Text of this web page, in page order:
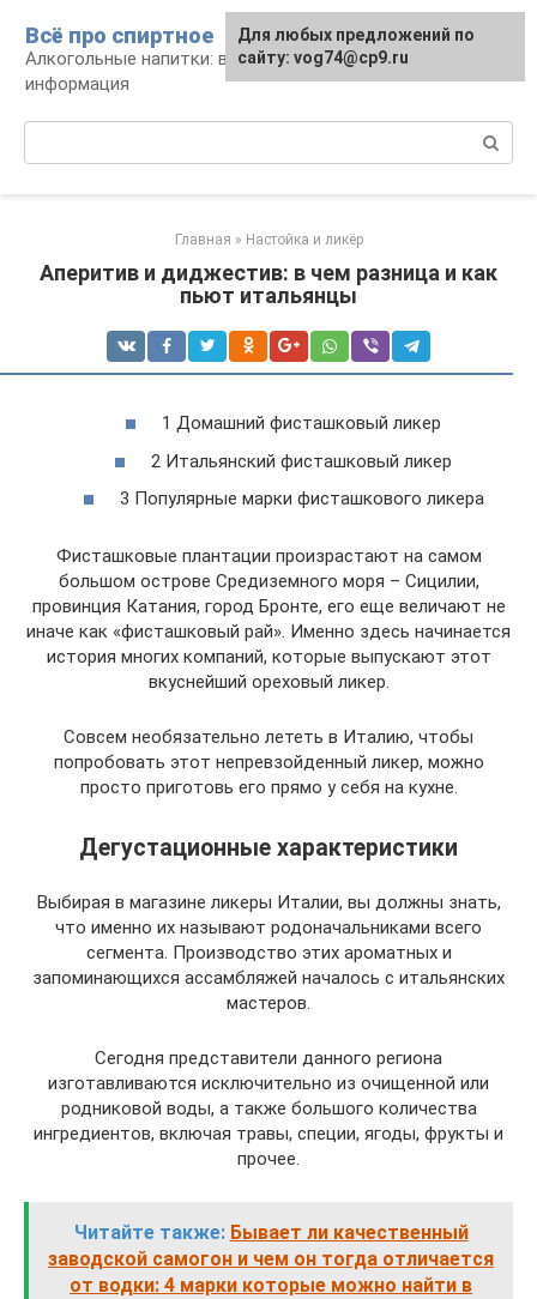
контенту
Всё про спиртное
Алкогольные напитки: виды, рецепты,
информация
Главная » Настойка и ликёр
Аперитив и диджестив: в чем разница и как
пьют итальянцы
1 Домашний фисташковый ликер
2 Итальянский фисташковый ликер
3 Популярные марки фисташкового ликера
Фисташковые плантации произрастают на самом
большом острове Средиземного моря – Сицилии,
провинция Катания, город Бронте, его еще величают не
иначе как «фисташковый рай». Именно здесь начинается
история многих компаний, которые выпускают этот
вкуснейший ореховый ликер.
Совсем необязательно лететь в Италию, чтобы
попробовать этот непревзойденный ликер, можно
просто приготовь его прямо у себя на кухне.
Дегустационные характеристики
Выбирая в магазине ликеры Италии, вы должны знать,
что именно их называют родоначальниками всего
сегмента. Производство этих ароматных и
запоминающихся ассамбляжей началось с итальянских
мастеров.
Сегодня представители данного региона
изготавливаются исключительно из очищенной или
родниковой воды, а также большого количества
ингредиентов, включая травы, специи, ягоды, фрукты и
прочее.
Читайте также: Бывает ли качественный
заводской самогон и чем он тогда отличается
от водки: 4 марки которые можно найти в
Для любых предложений по
сайту: vog74@cp9.ru